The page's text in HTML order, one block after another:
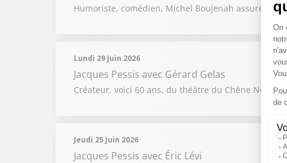
Humoriste, comédien, Michel Boujenah assure
Lundi 29 Juin 2026
Jacques Pessis avec Gérard Gelas
Créateur, voici 60 ans, du théâtre du Chêne Noir à
Jeudi 25 Juin 2026
Jacques Pessis avec Éric Lévi